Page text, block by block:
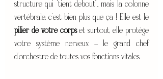
structure qui “tient debout”... mais la colonne
pilier de votre corps et surtout, elle protège
votre système nerveux – le grand chef
d’orchestre de toutes vos fonctions vitales.